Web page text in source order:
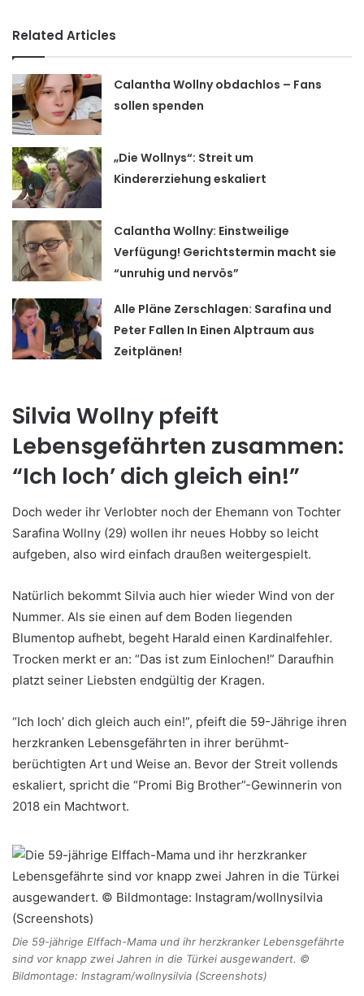
Related Articles
Calantha Wollny obdachlos – Fans
sollen spenden
„Die Wollnys“: Streit um
Kindererziehung eskaliert
Calantha Wollny: Einstweilige
Verfügung! Gerichtstermin macht sie
“unruhig und nervös”
Alle Pläne Zerschlagen: Sarafina und
Peter Fallen In Einen Alptraum aus
Zeitplänen!
Silvia Wollny pfeift
Lebensgefährten zusammen:
“Ich loch’ dich gleich ein!”
Doch weder ihr Verlobter noch der Ehemann von Tochter
Sarafina Wollny (29) wollen ihr neues Hobby so leicht
aufgeben, also wird einfach draußen weitergespielt.
Natürlich bekommt Silvia auch hier wieder Wind von der
Nummer. Als sie einen auf dem Boden liegenden
Blumentop aufhebt, begeht Harald einen Kardinalfehler.
Trocken merkt er an: “Das ist zum Einlochen!” Daraufhin
platzt seiner Liebsten endgültig der Kragen.
“Ich loch’ dich gleich auch ein!”, pfeift die 59-Jährige ihren
herzkranken Lebensgefährten in ihrer berühmt-
berüchtigten Art und Weise an. Bevor der Streit vollends
eskaliert, spricht die “Promi Big Brother”-Gewinnerin von
2018 ein Machtwort.
Die 59-jährige Elffach-Mama und ihr herzkranker Lebensgefährte
sind vor knapp zwei Jahren in die Türkei ausgewandert. ©
Bildmontage: Instagram/wollnysilvia (Screenshots)